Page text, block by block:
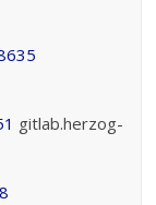
gitlab.herzog-